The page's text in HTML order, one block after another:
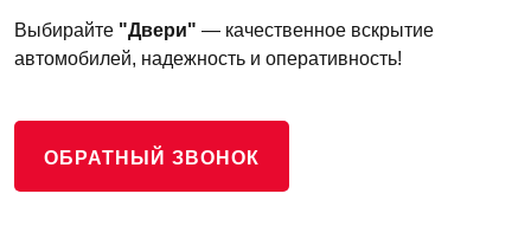
Выбирайте "Двери" — качественное вскрытие
автомобилей, надежность и оперативность!
ОБРАТНЫЙ ЗВОНОК